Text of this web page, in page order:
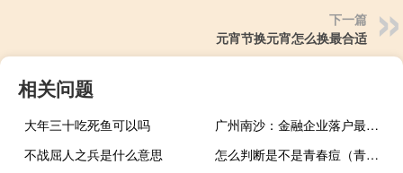
下一篇
元宵节换元宵怎么换最合适
相关问题
大年三十吃死鱼可以吗
广州南沙：金融企业落户最高奖励5000万元
不战屈人之兵是什么意思
怎么判断是不是青春痘（青春痘会自己消失吗）